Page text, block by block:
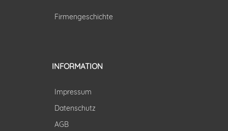
Firmengeschichte
INFORMATION
Impressum
Datenschutz
AGB